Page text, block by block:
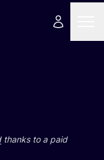
than­ks to a paid